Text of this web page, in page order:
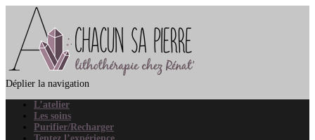
Déplier la navigation
L’atelier
Les soins
Purifier/Recharger